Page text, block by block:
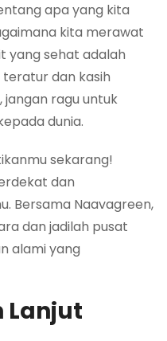
apa yang kita
kita merawat
yang sehat adalah
dan kasih
jangan ragu untuk
dunia.
sekarang!
dan
Bersama Naavagreen,
dan jadilah pusat
alami yang
Lanjut